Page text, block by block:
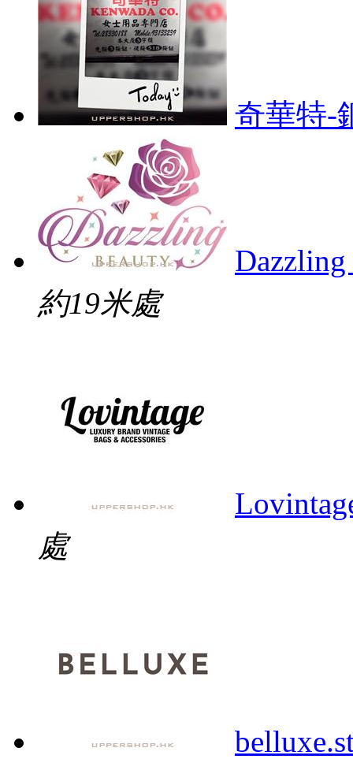
奇華特-
約19米處
處